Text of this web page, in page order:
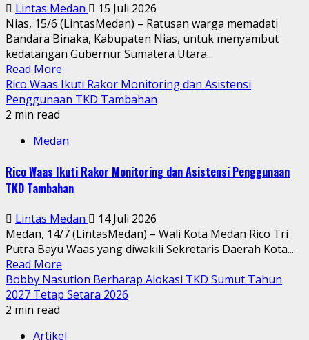
Lintas Medan
15 Juli 2026
Nias, 15/6 (LintasMedan) – Ratusan warga memadati
Bandara Binaka, Kabupaten Nias, untuk menyambut
kedatangan Gubernur Sumatera Utara...
Read More
Rico Waas Ikuti Rakor Monitoring dan Asistensi
Penggunaan TKD Tambahan
2 min read
Medan
Rico Waas Ikuti Rakor Monitoring dan Asistensi Penggunaan
TKD Tambahan
Lintas Medan
14 Juli 2026
Medan, 14/7 (LintasMedan) – Wali Kota Medan Rico Tri
Putra Bayu Waas yang diwakili Sekretaris Daerah Kota...
Read More
Bobby Nasution Berharap Alokasi TKD Sumut Tahun
2027 Tetap Setara 2026
2 min read
Artikel